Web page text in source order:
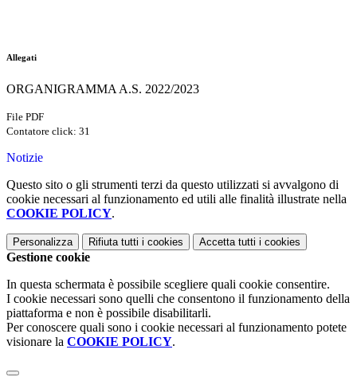
Allegati
ORGANIGRAMMA A.S. 2022/2023
File PDF
Contatore click: 31
Notizie
Questo sito o gli strumenti terzi da questo utilizzati si avvalgono di
cookie necessari al funzionamento ed utili alle finalità illustrate nella
COOKIE POLICY.
Personalizza Rifiuta tutti i cookies Accetta tutti i cookies
Gestione cookie
In questa schermata è possibile scegliere quali cookie consentire.
I cookie necessari sono quelli che consentono il funzionamento della
piattaforma e non è possibile disabilitarli.
Per conoscere quali sono i cookie necessari al funzionamento potete
visionare la COOKIE POLICY.